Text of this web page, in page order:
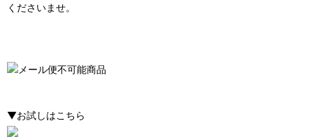
くださいませ。
▼お試しはこちら